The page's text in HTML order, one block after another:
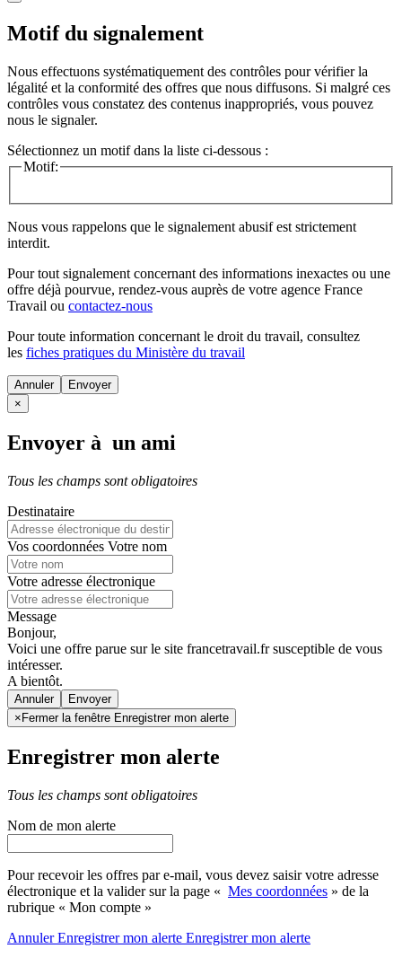
Motif du signalement
Nous effectuons systématiquement des contrôles pour vérifier la
légalité et la conformité des offres que nous diffusons. Si malgré ces
contrôles vous constatez des contenus inappropriés, vous pouvez
nous le signaler.
Sélectionnez un motif dans la liste ci-dessous :
Motif:
Nous vous rappelons que le signalement abusif est strictement
interdit.
Pour tout signalement concernant des informations inexactes ou une
offre déjà pourvue, rendez-vous auprès de votre agence France
Travail ou contactez-nous
Pour toute information concernant le droit du travail, consultez
les fiches pratiques du Ministère du travail
Annuler
×
Envoyer à un ami
Tous les champs sont obligatoires
Destinataire
Vos coordonnées Votre nom
Votre adresse électronique
Message
Bonjour,
Voici une offre parue sur le site francetravail.fr susceptible de vous
intéresser.
A bientôt.
Annuler
× Fermer la fenêtre Enregistrer mon alerte
Enregistrer mon alerte
Tous les champs sont obligatoires
Nom de mon alerte
Pour recevoir les offres par e-mail, vous devez saisir votre adresse
électronique et la valider sur la page « Mes coordonnées » de la
rubrique « Mon compte »
AnnulerEnregistrer mon alerte Enregistrermon alerte